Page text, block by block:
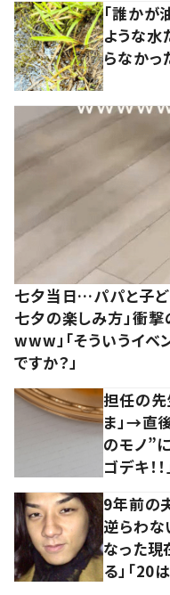
「誰かが
ような水
らなかっ
七夕当日…パパと子
七夕の楽しみ方」衝
www」「そういうイベ
ですか？」
担任の
ま」→直
のモノ”
ゴデキ！
9年前の
逆らわ
なった現
る」「20